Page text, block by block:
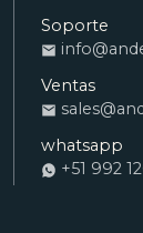
Soporte
Ventas
whatsapp
+51 992